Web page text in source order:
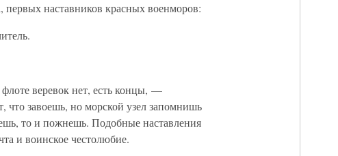
наставников красных военморов:
веревок нет, есть концы, —
что завоешь, но морской узел запомнишь
то и пожнешь. Подобные наставления
и воинское честолюбие.